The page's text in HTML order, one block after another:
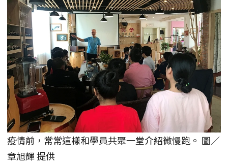
疫情前，常常這樣和學員共聚一堂介紹微慢跑。 圖／
章旭輝 提供